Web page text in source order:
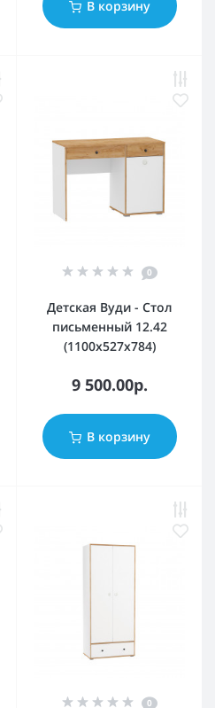
В корзину
0
Детская Вуди - Стол
письменный 12.42
(1100х527х784)
9 500.00р.
В корзину
0